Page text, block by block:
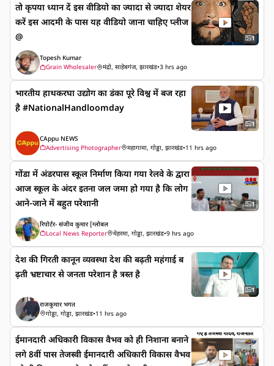
तो कृपया ध्यान दें इस वीडियो का ज्यादा से ज्यादा शेयर
करें इस आदमी के पास यह वीडियो जाना चाहिए प्लीज
@
1
Topesh Kumar
Grain Wholesaler
मंद्रो, साहेबगंज, झारखंड•3 hrs ago
भारतीय हाथकरघा उद्योग का डंका पूरे विश्व में बज रहा
है #NationalHandloomday
1
CAppu NEWS
Advertising Photographer
महागामा, गोड्डा, झारखंड•11 hrs ago
गोंडा में अंडरपास स्कूल निर्माण किया गया रेलवे के द्वारा
आज स्कूल के अंदर इतना जल जमा हो गया है कि लोग
आने-जाने में बहुत परेशानी
1
रिपोर्टर- संजीव कुमार [ग्लोबल
Local News Reporter
मेहरमा, गोड्डा, झारखंड•9 hrs ago
देश की गिरती कानून व्यवस्था देश की बढ़ती महंगाई ब
ढ़ती भ्रष्टाचार से जनता परेशान है त्रस्त है
1
राजकुमार भगत
गोड्डा, गोड्डा, झारखंड•11 hrs ago
ईमानदारी अधिकारी विकास वैभव को ही निशाना बनाने
लगे 8वीं पास तेजस्वी ईमानदारी अधिकारी विकास वैभव